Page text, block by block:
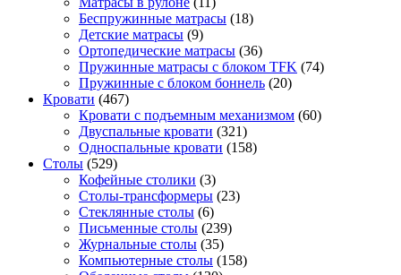
Беспружинные матрасы (18)
Детские матрасы (9)
Ортопедические матрасы (36)
Пружинные матрасы с блоком TFK (74)
Пружинные с блоком боннель (20)
Кровати (467)
Кровати с подъемным механизмом (60)
Двуспальные кровати (321)
Односпальные кровати (158)
Столы (529)
Кофейные столики (3)
Столы-трансформеры (23)
Стеклянные столы (6)
Письменные столы (239)
Журнальные столы (35)
Компьютерные столы (158)